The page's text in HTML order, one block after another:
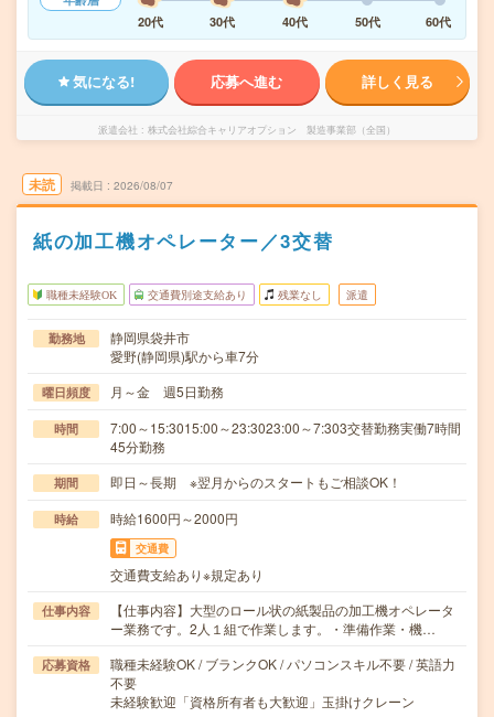
20代
30代 40代 50代 60代
気になる! 応募へ進む 詳しく見る
派遣会社 株式会社綜合キャリアオプション 製造事業部（全国）
未読 掲載日 2026/08/07
紙の加工機オペレーター／3交替
職種未経験OK 交通費別途支給あり 残業なし 派遣
勤務地
静岡県袋井市
愛野(静岡県)駅から車7分
曜日頻度 月～金 週5日勤務
時間
7:00～15:3015:00～23:3023:00～7:303交替勤務実働7時間
45分勤務
期間 即日～長期 ※翌月からのスタートもご相談OK！
時給 時給1600円～2000円
交通費
交通費支給あり※規定あり
仕事内容
【仕事内容】大型のロール状の紙製品の加工機オペレータ
ー業務です。2人１組で作業します。・準備作業・機…
応募資格
職種未経験OK / ブランクOK / パソコンスキル不要 / 英語力
不要
未経験歓迎「資格所有者も大歓迎」玉掛けクレーン